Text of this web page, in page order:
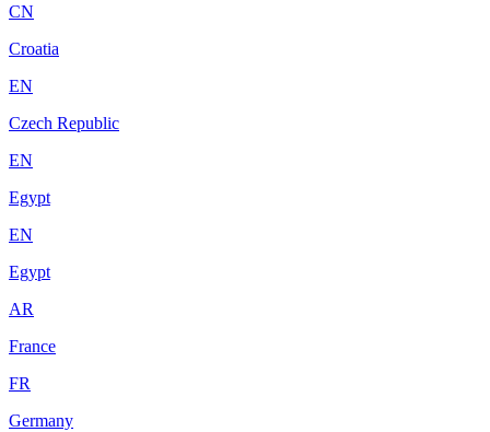
CN
Croatia
EN
Czech Republic
EN
Egypt
EN
Egypt
AR
France
FR
Germany